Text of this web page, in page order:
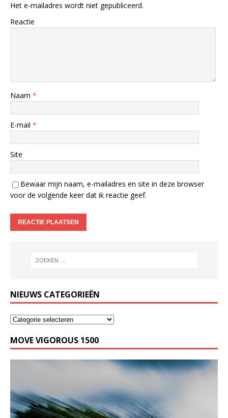
Het e-mailadres wordt niet gepubliceerd.
Reactie
Naam *
E-mail *
Site
Bewaar mijn naam, e-mailadres en site in deze browser
voor de volgende keer dat ik reactie geef.
NIEUWS CATEGORIEËN
MOVE VIGOROUS 1500